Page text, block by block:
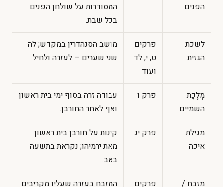
הפנים
המסודרות על שולחן הפנים
בכל שבת.
לשכת
הגזית
פרקים
ט, י, לד
ועוד
מושב הסנהדרין במקדש; לה
שני שערים – לעזרה ולחיל.
מְלֶכֶת
השמיים
פרק ו
עבודה זרה בסוף ימי בית ראשון
ואף לאחר החורבן.
מגילת
איכה
פרק יג
קינות על חורבן בית ראשון
מאת ירמיהו; נקראת בתשעה
באב.
מזבח /
פרקים
המזבח בעזרה שעליו מקריבים